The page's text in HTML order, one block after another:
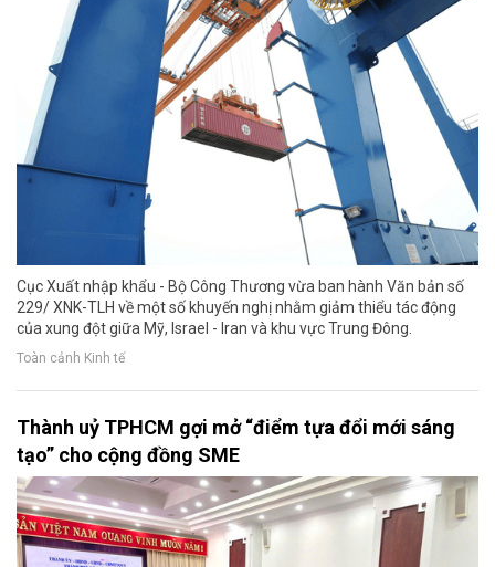
Cục Xuất nhập khẩu - Bộ Công Thương vừa ban hành Văn bản số
229/ XNK-TLH về một số khuyến nghị nhằm giảm thiểu tác động
của xung đột giữa Mỹ, Israel - Iran và khu vực Trung Đông.
Toàn cảnh Kinh tế
Thành uỷ TPHCM gợi mở “điểm tựa đổi mới sáng
tạo” cho cộng đồng SME